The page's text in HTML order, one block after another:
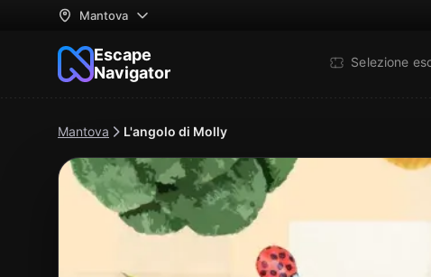
Mantova
Escape
Navigator
Selezione
Mantova L'angolo di Molly